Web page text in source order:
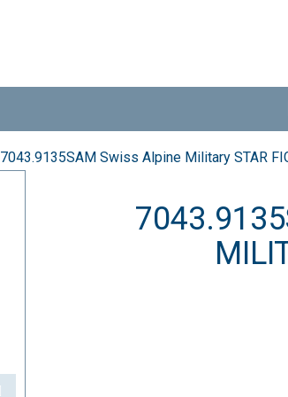
7043.9135SAM Swiss Alpine Military STAR